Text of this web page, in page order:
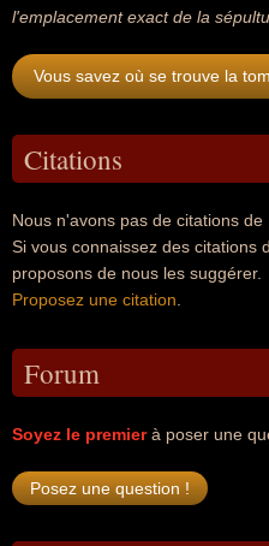
l'emplacement exact de la
Vous savez où se trouve la
Citations
Nous n'avons pas de citations de
Si vous connaissez des citations
proposons de nous les suggérer.
Proposez une citation
Forum
Soyez le premierà poser une